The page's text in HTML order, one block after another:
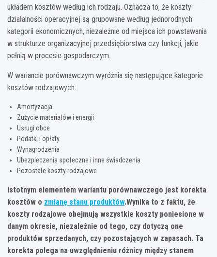
układem kosztów według ich rodzaju. Oznacza to, że koszty
działalności operacyjnej są grupowane według jednorodnych
kategorii ekonomicznych, niezależnie od miejsca ich powstawania
w strukturze organizacyjnej przedsiębiorstwa czy funkcji, jakie
pełnią w procesie gospodarczym.
W wariancie porównawczym wyróżnia się następujące kategorie
kosztów rodzajowych:
Amortyzacja
Zużycie materiałów i energii
Usługi obce
Podatki i opłaty
Wynagrodzenia
Ubezpieczenia społeczne i inne świadczenia
Pozostałe koszty rodzajowe
Istotnym elementem wariantu porównawczego jest korekta
kosztów o zmianę stanu produktów.Wynika to z faktu, że
koszty rodzajowe obejmują wszystkie koszty poniesione w
danym okresie, niezależnie od tego, czy dotyczą one
produktów sprzedanych, czy pozostających w zapasach. Ta
korekta polega na uwzględnieniu różnicy między stanem